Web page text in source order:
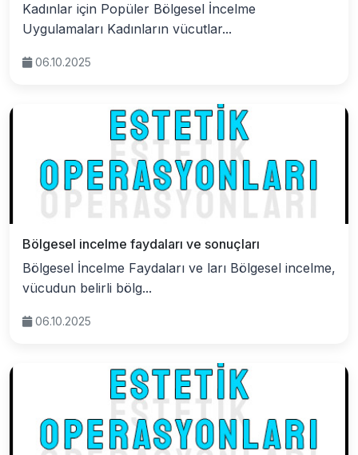
Kadınlar için Popüler Bölgesel İncelme
Uygulamaları Kadınların vücutlar...
06.10.2025
Bölgesel incelme faydaları ve sonuçları
Bölgesel İncelme Faydaları ve ları Bölgesel incelme,
vücudun belirli bölg...
06.10.2025